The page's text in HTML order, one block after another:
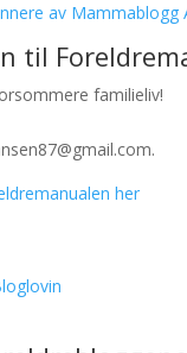
av Mammablogg
til
familieliv!
her